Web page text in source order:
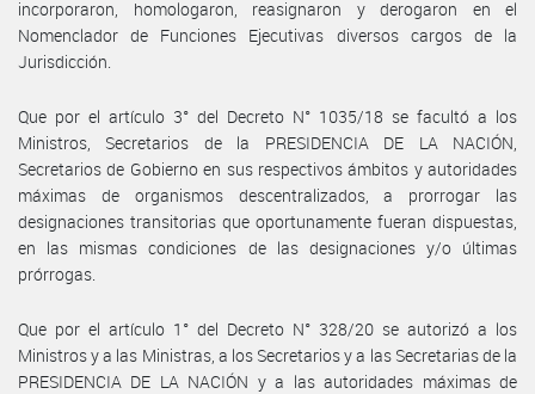
incorporaron, homologaron, reasignaron y derogaron en el
Nomenclador de Funciones Ejecutivas diversos cargos de la
Jurisdicción.
Que por el artículo 3° del Decreto N° 1035/18 se facultó a los
Ministros, Secretarios de la PRESIDENCIA DE LA NACIÓN,
Secretarios de Gobierno en sus respectivos ámbitos y autoridades
máximas de organismos descentralizados, a prorrogar las
designaciones transitorias que oportunamente fueran dispuestas,
en las mismas condiciones de las designaciones y/o últimas
prórrogas.
Que por el artículo 1° del Decreto N° 328/20 se autorizó a los
Ministros y a las Ministras, a los Secretarios y a las Secretarias de la
PRESIDENCIA DE LA NACIÓN y a las autoridades máximas de